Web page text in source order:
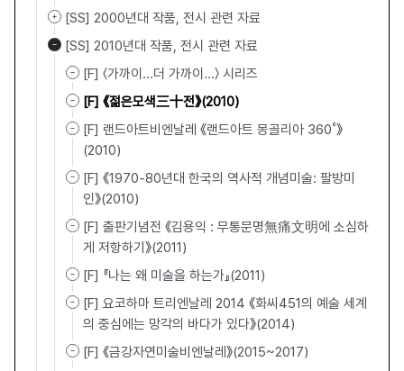
[SS] 2000년대 작품, 전시 관련 자료
[SS] 2010년대 작품, 전시 관련 자료
[F] 〈가까이...더 가까이…〉 시리즈
[F] 《젊은모색三十전》(2010)
[F] 랜드아트비엔날레 《랜드아트 몽골리아 360˚》
(2010)
[F] 《1970-80년대 한국의 역사적 개념미술: 팔방미
인》(2010)
[F] 출판기념전 《김용익 : 무통문명無痛文明에 소심하
게 저항하기》(2011)
[F] 『나는 왜 미술을 하는가』(2011)
[F] 요코하마 트리엔날레 2014 《화씨451의 예술 세계
의 중심에는 망각의 바다가 있다》(2014)
[F] 《금강자연미술비엔날레》(2015~2017)